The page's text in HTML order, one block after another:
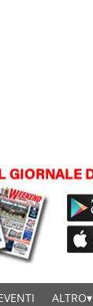
ALTRO